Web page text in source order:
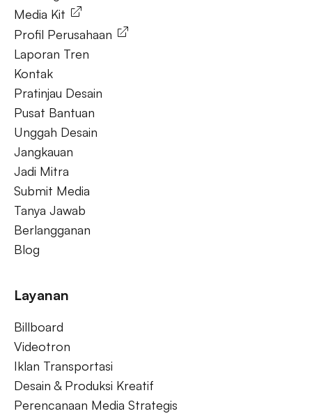
Media Kit
Profil Perusahaan
Laporan Tren
Kontak
Pratinjau Desain
Pusat Bantuan
Unggah Desain
Jangkauan
Jadi Mitra
Submit Media
Tanya Jawab
Berlangganan
Blog
Layanan
Billboard
Videotron
Iklan Transportasi
Desain & Produksi Kreatif
Perencanaan Media Strategis